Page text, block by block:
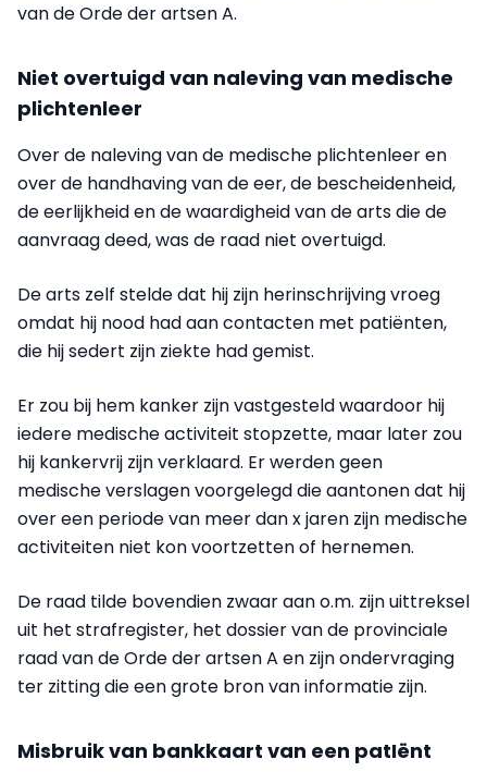
van de Orde der artsen A.
Niet overtuigd van naleving van medische
plichtenleer
Over de naleving van de medische plichtenleer en
over de handhaving van de eer, de bescheidenheid,
de eerlijkheid en de waardigheid van de arts die de
aanvraag deed, was de raad niet overtuigd.
De arts zelf stelde dat hij zijn herinschrijving vroeg
omdat hij nood had aan contacten met patiënten,
die hij sedert zijn ziekte had gemist.
Er zou bij hem kanker zijn vastgesteld waardoor hij
iedere medische activiteit stopzette, maar later zou
hij kankervrij zijn verklaard. Er werden geen
medische verslagen voorgelegd die aantonen dat hij
over een periode van meer dan x jaren zijn medische
activiteiten niet kon voortzetten of hernemen.
De raad tilde bovendien zwaar aan o.m. zijn uittreksel
uit het strafregister, het dossier van de provinciale
raad van de Orde der artsen A en zijn ondervraging
ter zitting die een grote bron van informatie zijn.
Misbruik van bankkaart van een patIënt